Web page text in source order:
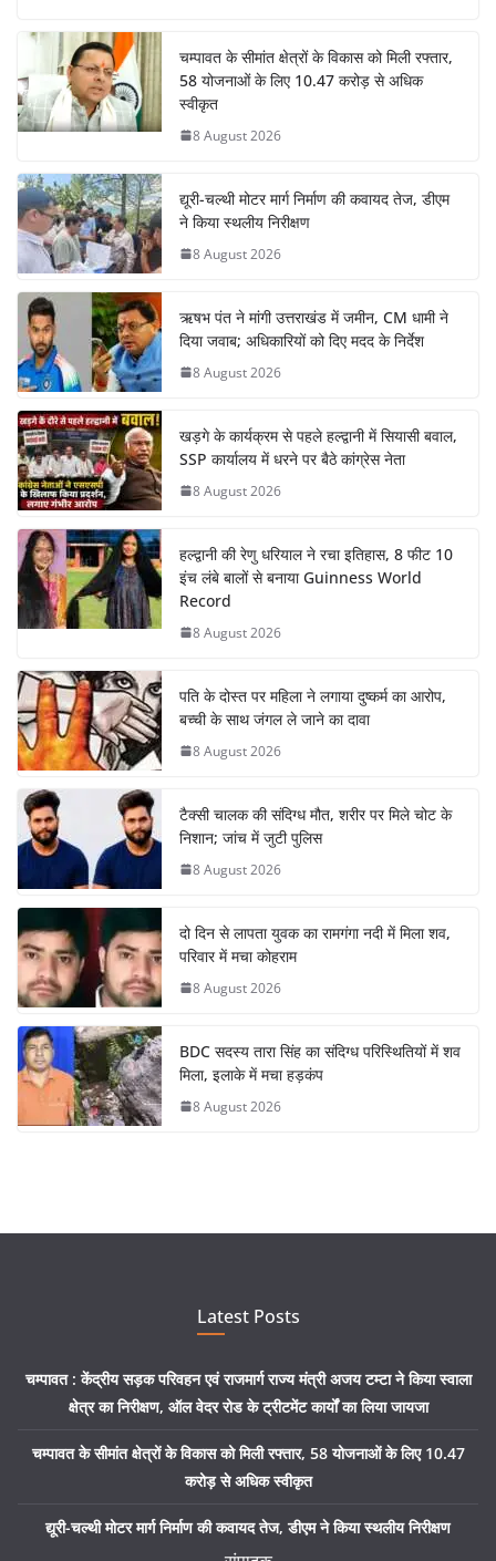
चम्पावत के सीमांत क्षेत्रों के विकास को मिली रफ्तार,
58 योजनाओं के लिए 10.47 करोड़ से अधिक
स्वीकृत
8 August 2026
द्यूरी-चल्थी मोटर मार्ग निर्माण की कवायद तेज, डीएम
ने किया स्थलीय निरीक्षण
8 August 2026
ऋषभ पंत ने मांगी उत्तराखंड में जमीन, CM धामी ने
दिया जवाब; अधिकारियों को दिए मदद के निर्देश
8 August 2026
खड़गे के कार्यक्रम से पहले हल्द्वानी में सियासी बवाल,
SSP कार्यालय में धरने पर बैठे कांग्रेस नेता
8 August 2026
हल्द्वानी की रेणु धरियाल ने रचा इतिहास, 8 फीट 10
इंच लंबे बालों से बनाया Guinness World
Record
8 August 2026
पति के दोस्त पर महिला ने लगाया दुष्कर्म का आरोप,
बच्ची के साथ जंगल ले जाने का दावा
8 August 2026
टैक्सी चालक की संदिग्ध मौत, शरीर पर मिले चोट के
निशान; जांच में जुटी पुलिस
8 August 2026
दो दिन से लापता युवक का रामगंगा नदी में मिला शव,
परिवार में मचा कोहराम
8 August 2026
BDC सदस्य तारा सिंह का संदिग्ध परिस्थितियों में शव
मिला, इलाके में मचा हड़कंप
8 August 2026
Latest Posts
चम्पावत : केंद्रीय सड़क परिवहन एवं राजमार्ग राज्य मंत्री अजय टम्टा ने किया स्वाला
क्षेत्र का निरीक्षण, ऑल वेदर रोड के ट्रीटमेंट कार्यों का लिया जायजा
चम्पावत के सीमांत क्षेत्रों के विकास को मिली रफ्तार, 58 योजनाओं के लिए 10.47
करोड़ से अधिक स्वीकृत
द्यूरी-चल्थी मोटर मार्ग निर्माण की कवायद तेज, डीएम ने किया स्थलीय निरीक्षण